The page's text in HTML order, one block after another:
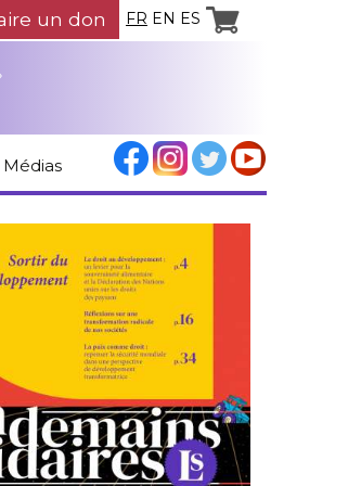
un don FR EN ES
Médias
Revue de presse